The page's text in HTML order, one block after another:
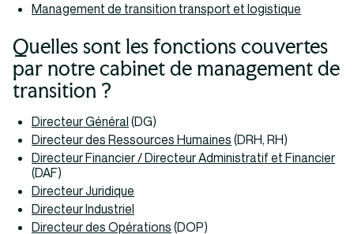
Management de transition transport et logistique
Quelles sont les fonctions couvertes
par notre cabinet de management de
transition ?
Directeur Général (DG)
Directeur des Ressources Humaines (DRH, RH)
Directeur Financier / Directeur Administratif et Financier
(DAF)
Directeur Juridique
Directeur Industriel
Directeur des Opérations (DOP)